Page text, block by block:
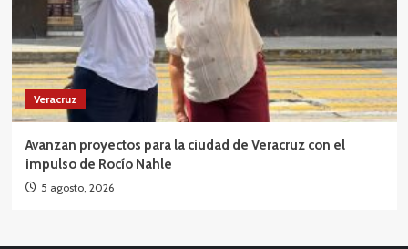
Veracruz
Avanzan proyectos para la ciudad de Veracruz con el
impulso de Rocío Nahle
5 agosto, 2026